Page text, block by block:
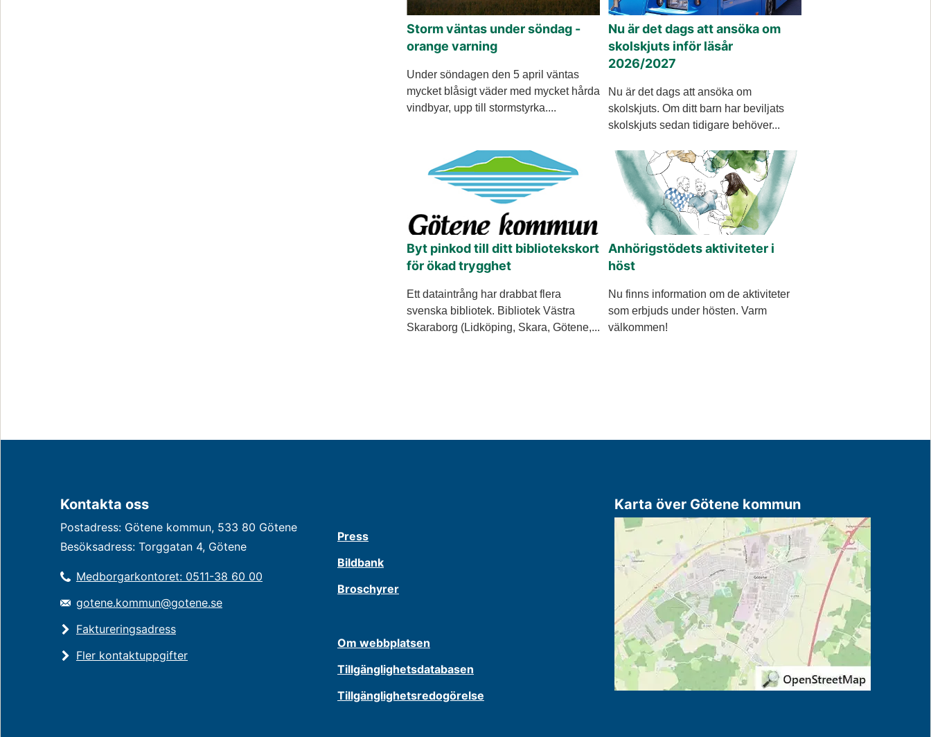
Storm väntas under söndag -
orange varning
Under söndagen den 5 april väntas
mycket blåsigt väder med mycket hårda
vindbyar, upp till stormstyrka....
Nu är det dags att ansöka om
skolskjuts inför läsår
2026/2027
Nu är det dags att ansöka om
skolskjuts. Om ditt barn har beviljats
skolskjuts sedan tidigare behöver...
Byt pinkod till ditt bibliotekskort
för ökad trygghet
Ett dataintrång har drabbat flera
svenska bibliotek. Bibliotek Västra
Skaraborg (Lidköping, Skara, Götene,...
Anhörigstödets aktiviteter i
höst
Nu finns information om de aktiviteter
som erbjuds under hösten. Varm
välkommen!
Kontakta oss
Postadress: Götene kommun, 533 80 Götene
Besöksadress: Torggatan 4, Götene
Medborgarkontoret: 0511-38 60 00
gotene.kommun@gotene.se
Faktureringsadress
Fler kontaktuppgifter
Press
Bildbank
Broschyrer
Om webbplatsen
Tillgänglighetsdatabasen
Tillgänglighetsredogörelse
Karta över Götene kommun